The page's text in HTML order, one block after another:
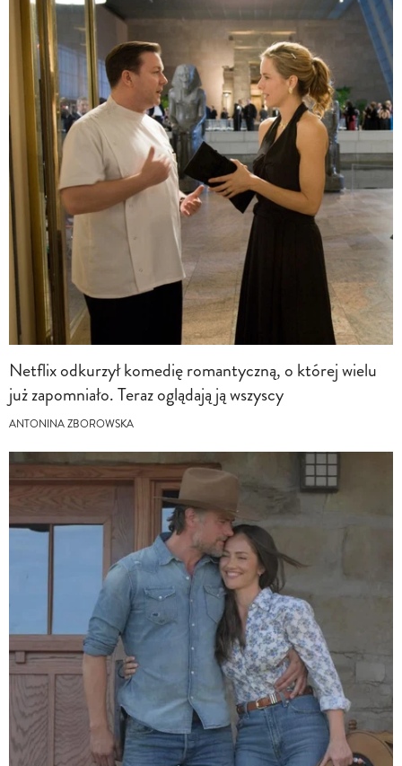
Netflix odkurzył komedię romantyczną, o której wielu
już zapomniało. Teraz oglądają ją wszyscy
ANTONINA ZBOROWSKA